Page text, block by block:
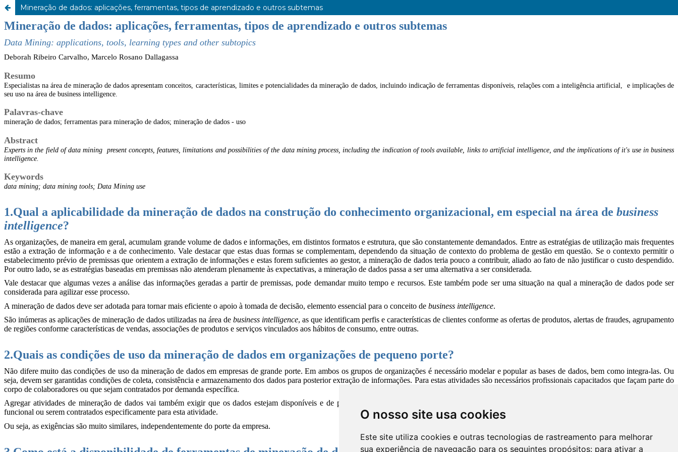
O nosso site usa cookies
Este site utiliza cookies e outras tecnologias de rastreamento para melhorar
sua experiência de navegação para os seguintes propósitos: para ativar a
Mineração de dados: aplicações, ferramentas, tipos de aprendizado e outros subtemas